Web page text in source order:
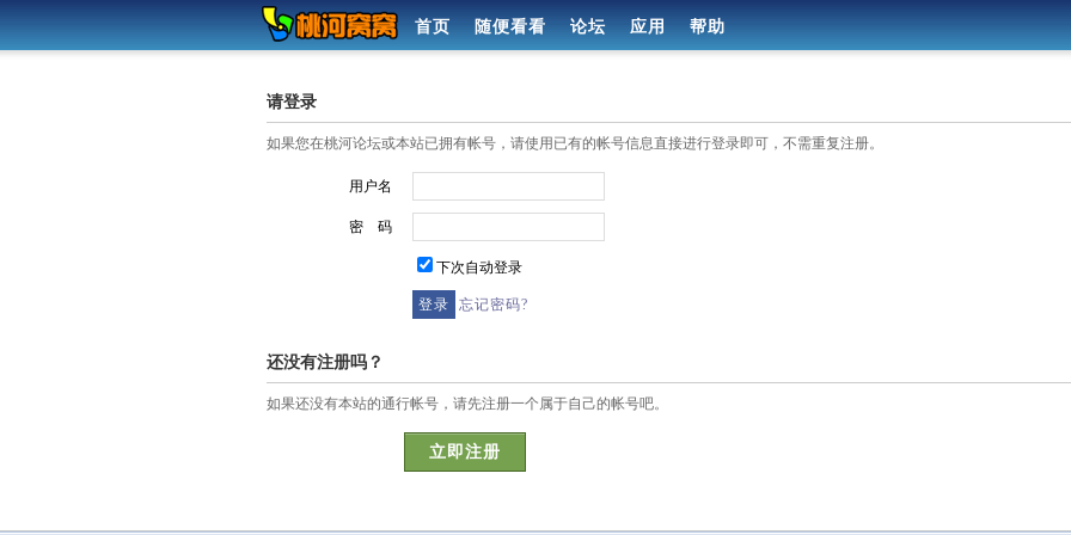
首页 随便看看 论坛 应用 帮助
请登录
如果您在桃河论坛或本站已拥有帐号，请使用已有的帐号信息直接进行登录即可，不需重复注册。
用户名
密 码
下次自动登录
忘记密码?
还没有注册吗？
如果还没有本站的通行帐号，请先注册一个属于自己的帐号吧。
立即注册